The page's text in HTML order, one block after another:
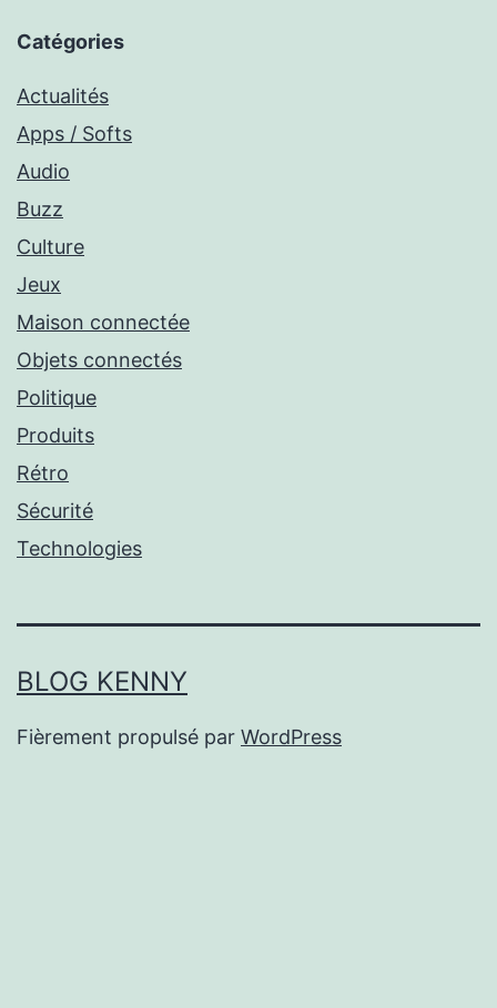
Catégories
Actualités
Apps / Softs
Audio
Buzz
Culture
Jeux
Maison connectée
Objets connectés
Politique
Produits
Rétro
Sécurité
Technologies
BLOG KENNY
Fièrement propulsé par WordPress